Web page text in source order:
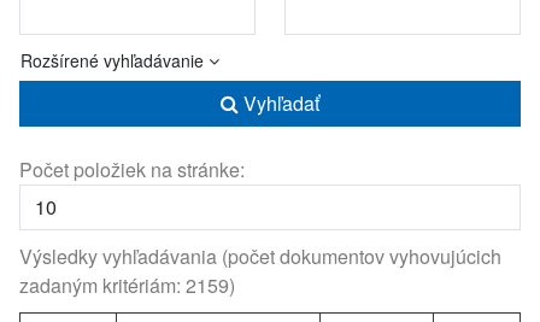
Rozšírené vyhľadávanie
Vyhľadať
Počet položiek na stránke:
Výsledky vyhľadávania (počet dokumentov vyhovujúcich
zadaným kritériám: 2159)